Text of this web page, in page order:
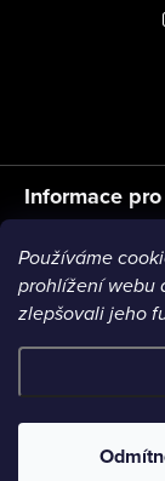
Používáme
prohlížení webu
zlepšovali jeho
Informace
Blog
Copyright 2026